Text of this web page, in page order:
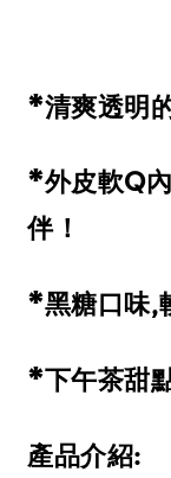
*清爽透明
*外皮軟Q
伴！
*黑糖口味,
*下午茶甜
產品介紹: